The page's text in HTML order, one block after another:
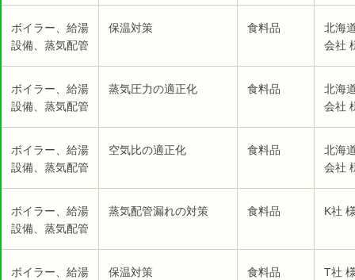
ボイラー、給湯
設備、蒸気配管
保温対策 食料品
北海
会社
ボイラー、給湯
設備、蒸気配管
蒸気圧力の適正化 食料品
北海
会社
ボイラー、給湯
設備、蒸気配管
空気比の適正化 食料品
北海
会社
ボイラー、給湯
設備、蒸気配管
蒸気配管漏れの対策 食料品 K社
ボイラー、給湯
保温対策 食料品 T社